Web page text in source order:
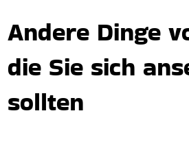
Andere Dinge
die Sie sich
sollten